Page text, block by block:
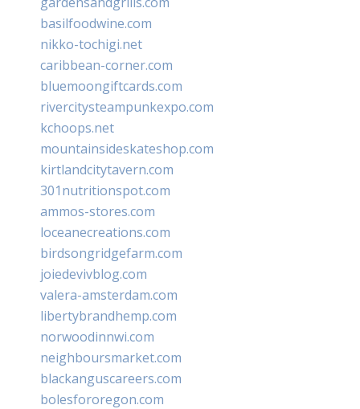
basilfoodwine.com
nikko-tochigi.net
caribbean-corner.com
bluemoongiftcards.com
rivercitysteampunkexpo.com
kchoops.net
mountainsideskateshop.com
kirtlandcitytavern.com
301nutritionspot.com
ammos-stores.com
loceanecreations.com
birdsongridgefarm.com
joiedevivblog.com
valera-amsterdam.com
libertybrandhemp.com
norwoodinnwi.com
neighboursmarket.com
blackanguscareers.com
bolesfororegon.com